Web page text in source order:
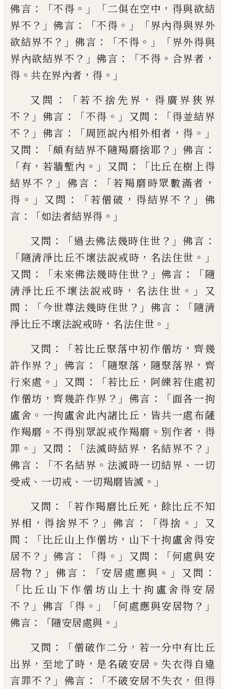
佛言 ：「不得 。」「二俱在空中 ， 得與欲結
界不 ？」佛言 ：「不得 。」「界內得與界外
欲結界不 ？」佛言 ：「不得 。」「界外得與
界內欲結界不 ？」佛言 ：「不得 。 合界者 ，
得 。 共在界內者 ， 得 。」
又問 ：「若不捨先界 ， 得廣界狹界
不 ？」 佛言 ：「不得 。」 又問 ：「得並結界
不 ？」 佛言 ：「周匝說內相外相者 ， 得 。」
又問 ：「頗有結界不隨羯磨捨耶 ？」佛言 ：
「有 ， 若牆塹內 。」 又問 ：「比丘在樹上得
結界不 ？」 佛言 ：「若羯磨時眾數滿者 ，
得 。」 又問 ：「若僧破 ， 得結界不 ？」 佛
言 ：「如法者結界得 。」
又問 ：「過去佛法幾時住世 ？」佛言 ：
「隨清淨比丘不壞法說戒時 ， 名法住世 。」
又問 ：「未來佛法幾時住世 ？」佛言 ： 「隨
清淨比丘不壞法說戒時 ， 名法住世 。」
又
問 ： 「今世尊法幾時住世 ？」 佛言 ：「隨清
淨比丘不壞法說戒時 ， 名法住世 。」
又問 ：「若比丘聚落中初作僧坊 ， 齊幾
許作界 ？」 佛言 ：「隨聚落 ， 隨聚落界 ， 齊
行來處 。」 又問 ：「若比丘 ， 阿練若住處初
作僧坊 ，齊幾許作界 ？」 佛言 ：「面各一拘
盧舍 。 一拘盧舍此內諸比丘 ， 皆共一處布薩
作羯磨 。不得別眾說戒作羯磨 。 別作者 ， 得
罪 。」 又問 ：「法滅時結界 ， 名結界不 ？」
佛言 ：「不名結界 。 法滅時一切結界 、 一切
受戒 、 一切戒 、 一切羯磨皆滅 。」
又問 ：「若作羯磨比丘死 ， 餘比丘不知
界相 ， 得捨界不 ？」佛言 ：「得捨 。」
又
問 ：「比丘山上作僧坊 ， 山下十拘盧舍得安
居不 ？」佛言 ：「得 。」 又問 ：「何處與安
居物 ？」佛言 ：「安居處應與 。」 又問 ：
「 比丘山下作僧坊山上十拘盧舍得安居
不 ？」 佛言 「得 。」「何處應與安居物 ？」
佛言 ：「隨安居處與 。」
又問 ：「僧破作二分 ，若一分中有比丘
出界 ， 至地了時 ， 是名破安居 。 失衣得自違
言罪不 ？」 佛言 ：「不破安居不失衣 ， 但得